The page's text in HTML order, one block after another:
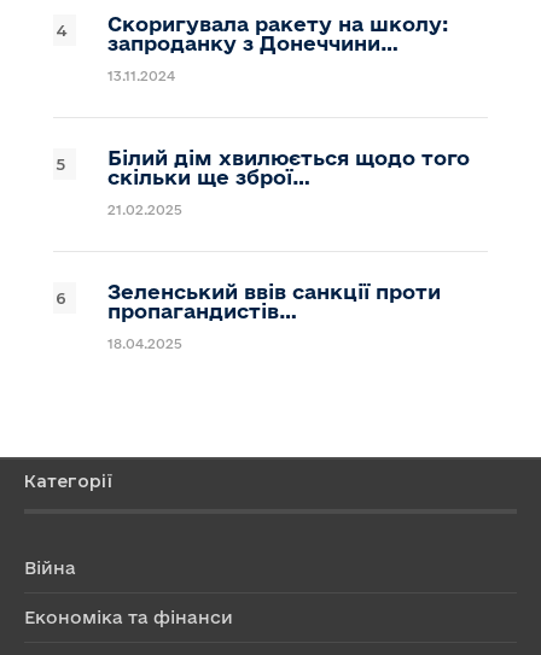
Скоригувала ракету на школу:
запроданку з Донеччини…
13.11.2024
Білий дім хвилюється щодо того
скільки ще зброї…
21.02.2025
Зеленський ввів санкції проти
пропагандистів…
18.04.2025
Категорії
Війна
Економіка та фінанси